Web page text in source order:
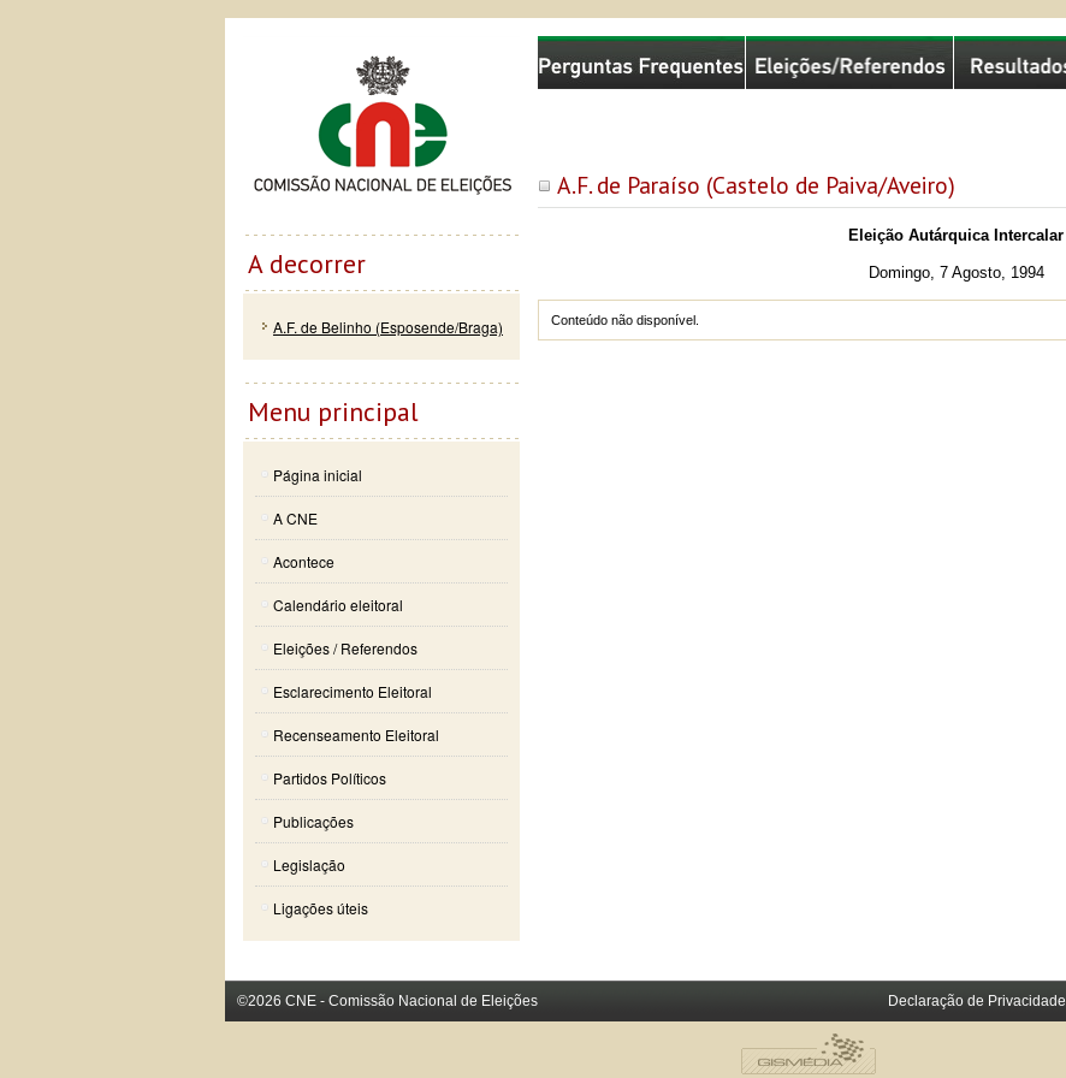
A.F. de Paraíso (Castelo de Paiva/Aveiro)
Eleição Autárquica Intercalar
Domingo, 7 Agosto, 1994
Conteúdo não disponível.
Comissão Nacional de Eleições
A decorrer
A.F. de Belinho (Esposende/Braga)
Menu principal
Página inicial
A CNE
Acontece
Calendário eleitoral
Eleições / Referendos
Esclarecimento Eleitoral
Recenseamento Eleitoral
Partidos Políticos
Publicações
Legislação
Ligações úteis
©2026 CNE - Comissão Nacional de Eleições Declaração de Privacidade